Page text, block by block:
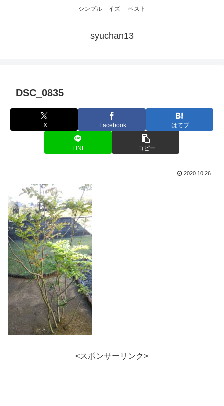
シンプル イズ ベスト
syuchan13
DSC_0835
X Facebook はてブ
LINE コピー
2020.10.26
<スポンサーリンク>